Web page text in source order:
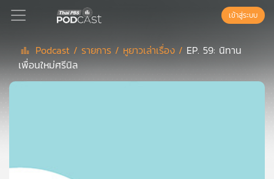
Podcast
แนะนำ
เข้าสู่ระบบ
Podcast / รายการ / หูยาวเล่าเรื่อง / EP. 59: นิทาน
เพื่อนใหม่ศรีนิล